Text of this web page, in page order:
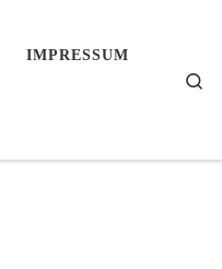
IMPRESSUM